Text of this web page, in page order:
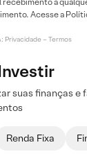
Acesse a
Privacidade – Termos
suas finanças e
Renda Fixa